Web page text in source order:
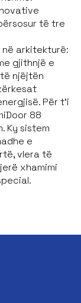
të tre
në arkitekturë:
gjithnjë e
njëjtën
Për t’i
88
Ky sistem
e
vlera të
xhamimi